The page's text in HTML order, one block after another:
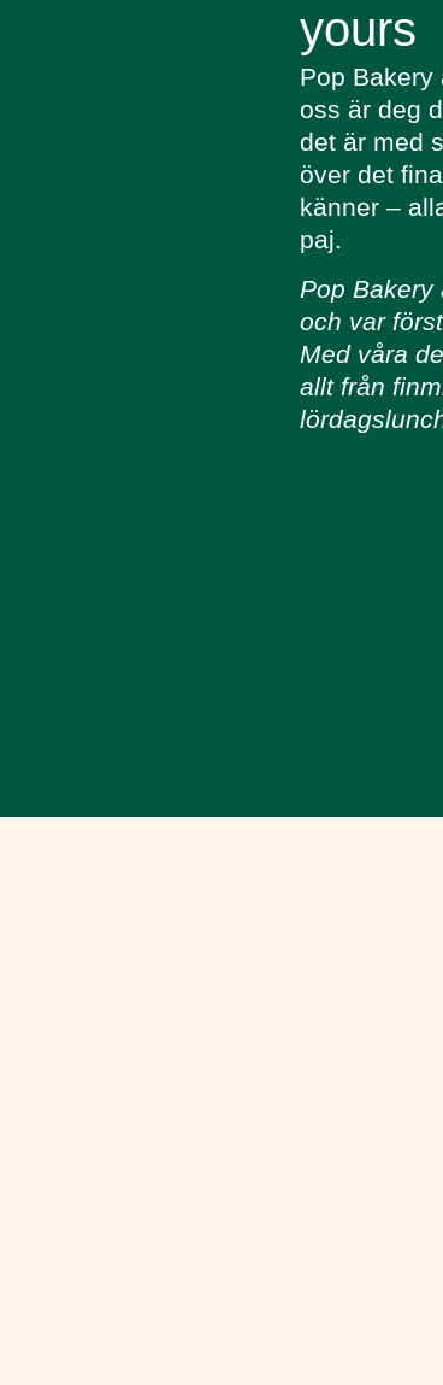
yours
Pop Bakery
oss är deg
det är med
över det
känner –
paj.
Pop Bakery
och var
Med våra
allt från